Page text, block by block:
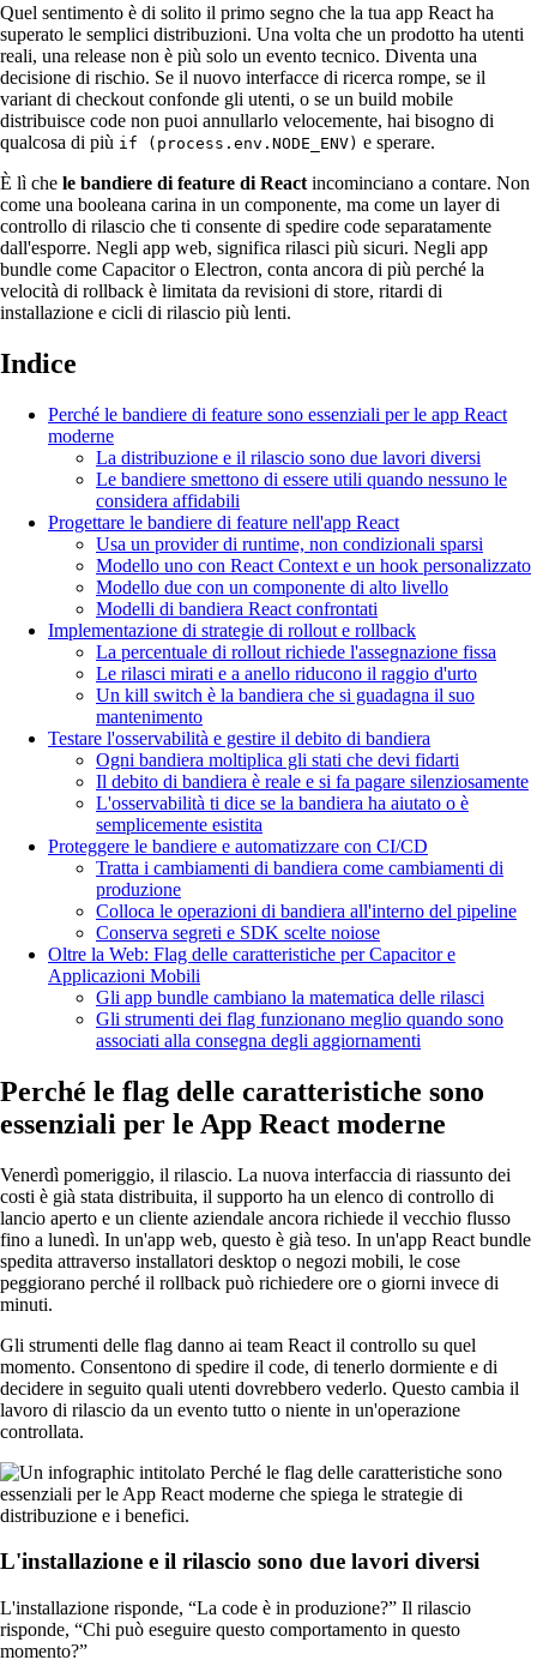
Quel sentimento è di solito il primo segno che la tua app React ha
superato le semplici distribuzioni. Una volta che un prodotto ha utenti
reali, una release non è più solo un evento tecnico. Diventa una
decisione di rischio. Se il nuovo interfacce di ricerca rompe, se il
variant di checkout confonde gli utenti, o se un build mobile
distribuisce code non puoi annullarlo velocemente, hai bisogno di
qualcosa di più if (process.env.NODE_ENV) e sperare.
È lì che le bandiere di feature di React incominciano a contare. Non
come una booleana carina in un componente, ma come un layer di
controllo di rilascio che ti consente di spedire code separatamente
dall'esporre. Negli app web, significa rilasci più sicuri. Negli app
bundle come Capacitor o Electron, conta ancora di più perché la
velocità di rollback è limitata da revisioni di store, ritardi di
installazione e cicli di rilascio più lenti.
Indice
Perché le bandiere di feature sono essenziali per le app React
moderne
La distribuzione e il rilascio sono due lavori diversi
Le bandiere smettono di essere utili quando nessuno le
considera affidabili
Progettare le bandiere di feature nell'app React
Usa un provider di runtime, non condizionali sparsi
Modello uno con React Context e un hook personalizzato
Modello due con un componente di alto livello
Modelli di bandiera React confrontati
Implementazione di strategie di rollout e rollback
La percentuale di rollout richiede l'assegnazione fissa
Le rilasci mirati e a anello riducono il raggio d'urto
Un kill switch è la bandiera che si guadagna il suo
mantenimento
Testare l'osservabilità e gestire il debito di bandiera
Ogni bandiera moltiplica gli stati che devi fidarti
Il debito di bandiera è reale e si fa pagare silenziosamente
L'osservabilità ti dice se la bandiera ha aiutato o è
semplicemente esistita
Proteggere le bandiere e automatizzare con CI/CD
Tratta i cambiamenti di bandiera come cambiamenti di
produzione
Colloca le operazioni di bandiera all'interno del pipeline
Conserva segreti e SDK scelte noiose
Oltre la Web: Flag delle caratteristiche per Capacitor e
Applicazioni Mobili
Gli app bundle cambiano la matematica delle rilasci
Gli strumenti dei flag funzionano meglio quando sono
associati alla consegna degli aggiornamenti
Perché le flag delle caratteristiche sono
essenziali per le App React moderne
Venerdì pomeriggio, il rilascio. La nuova interfaccia di riassunto dei
costi è già stata distribuita, il supporto ha un elenco di controllo di
lancio aperto e un cliente aziendale ancora richiede il vecchio flusso
fino a lunedì. In un'app web, questo è già teso. In un'app React bundle
spedita attraverso installatori desktop o negozi mobili, le cose
peggiorano perché il rollback può richiedere ore o giorni invece di
minuti.
Gli strumenti delle flag danno ai team React il controllo su quel
momento. Consentono di spedire il code, di tenerlo dormiente e di
decidere in seguito quali utenti dovrebbero vederlo. Questo cambia il
lavoro di rilascio da un evento tutto o niente in un'operazione
controllata.
L'installazione e il rilascio sono due lavori diversi
L'installazione risponde, “La code è in produzione?” Il rilascio
risponde, “Chi può eseguire questo comportamento in questo
momento?”